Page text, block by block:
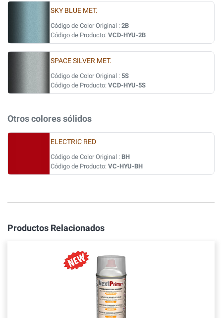
SKY BLUE MET.
Código de Color Original : 2B
Código de Producto: VCD-HYU-2B
SPACE SILVER MET.
Código de Color Original : 5S
Código de Producto: VCD-HYU-5S
Otros colores sólidos
ELECTRIC RED
Código de Color Original : BH
Código de Producto: VC-HYU-BH
Productos Relacionados